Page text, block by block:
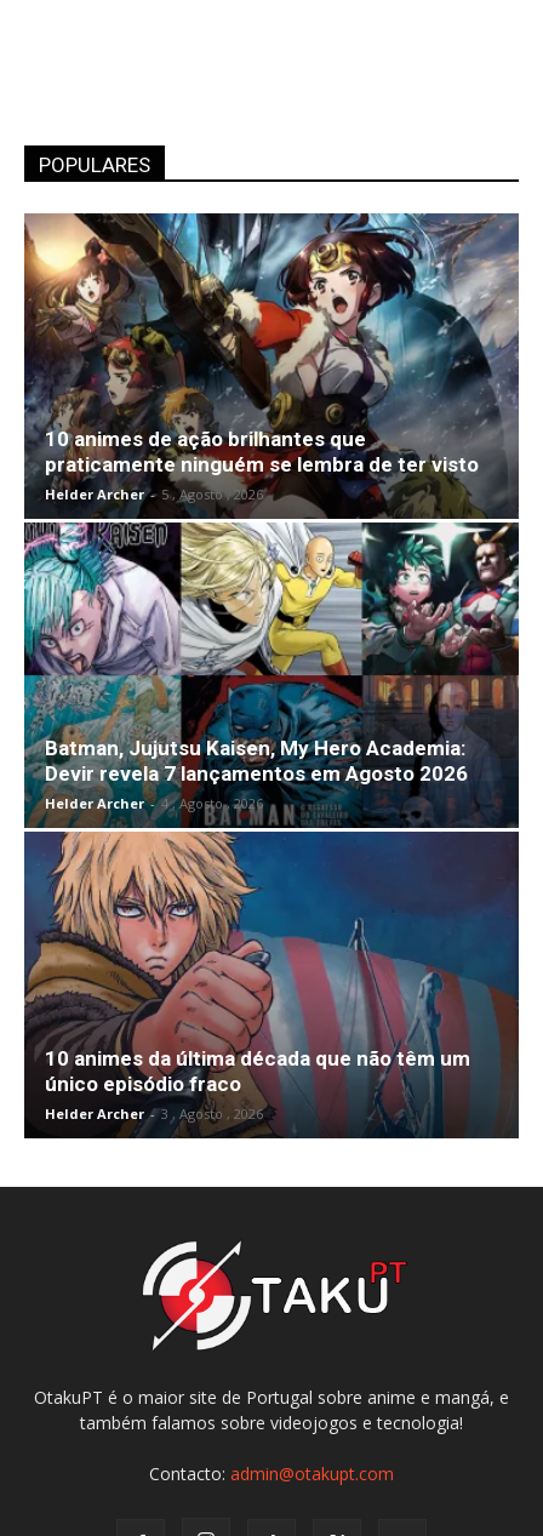
POPULARES
10 animes de ação brilhantes que
praticamente ninguém se lembra de ter visto
Helder Archer - 5 , Agosto , 2026
Batman, Jujutsu Kaisen, My Hero Academia:
Devir revela 7 lançamentos em Agosto 2026
Helder Archer - 4 , Agosto , 2026
10 animes da última década que não têm um
único episódio fraco
Helder Archer - 3 , Agosto , 2026
OtakuPT é o maior site de Portugal sobre anime e mangá, e
também falamos sobre videojogos e tecnologia!
Contacto: admin@otakupt.com